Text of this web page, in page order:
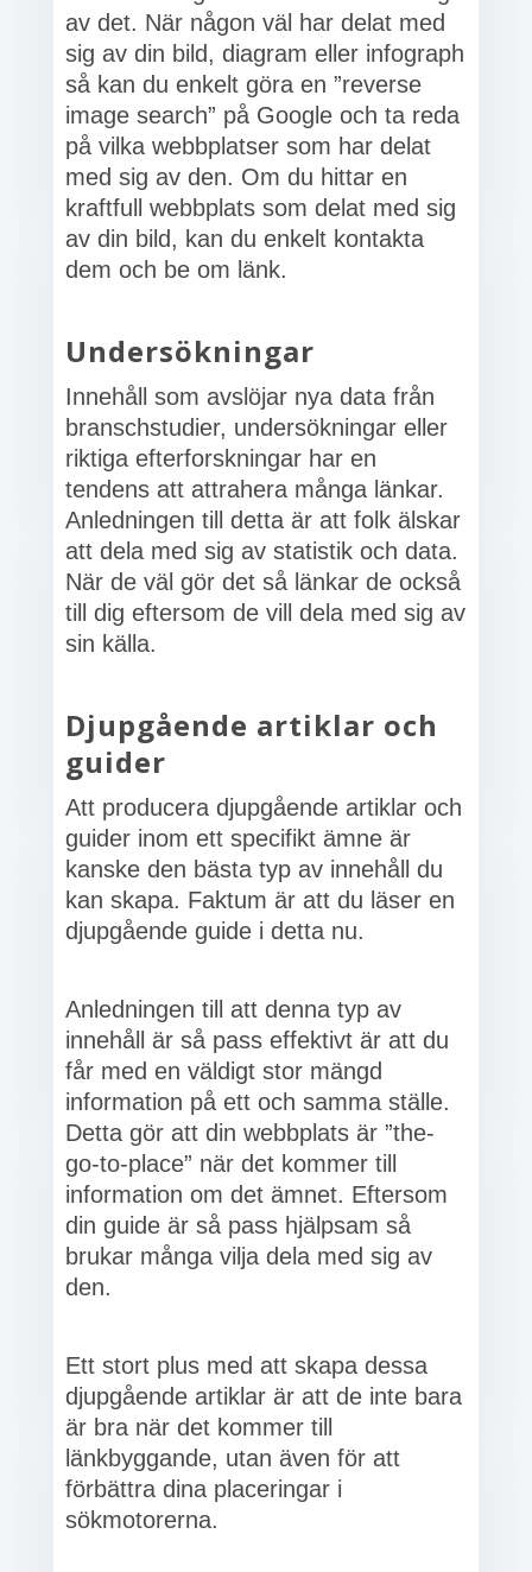
av det. När någon väl har delat med
sig av din bild, diagram eller infograph
så kan du enkelt göra en ”reverse
image search” på Google och ta reda
på vilka webbplatser som har delat
med sig av den. Om du hittar en
kraftfull webbplats som delat med sig
av din bild, kan du enkelt kontakta
dem och be om länk.
Undersökningar
Innehåll som avslöjar nya data från
branschstudier, undersökningar eller
riktiga efterforskningar har en
tendens att attrahera många länkar.
Anledningen till detta är att folk älskar
att dela med sig av statistik och data.
När de väl gör det så länkar de också
till dig eftersom de vill dela med sig av
sin källa.
Djupgående artiklar och
guider
Att producera djupgående artiklar och
guider inom ett specifikt ämne är
kanske den bästa typ av innehåll du
kan skapa. Faktum är att du läser en
djupgående guide i detta nu.
Anledningen till att denna typ av
innehåll är så pass effektivt är att du
får med en väldigt stor mängd
information på ett och samma ställe.
Detta gör att din webbplats är ”the-
go-to-place” när det kommer till
information om det ämnet. Eftersom
din guide är så pass hjälpsam så
brukar många vilja dela med sig av
den.
Ett stort plus med att skapa dessa
djupgående artiklar är att de inte bara
är bra när det kommer till
länkbyggande, utan även för att
förbättra dina placeringar i
sökmotorerna.